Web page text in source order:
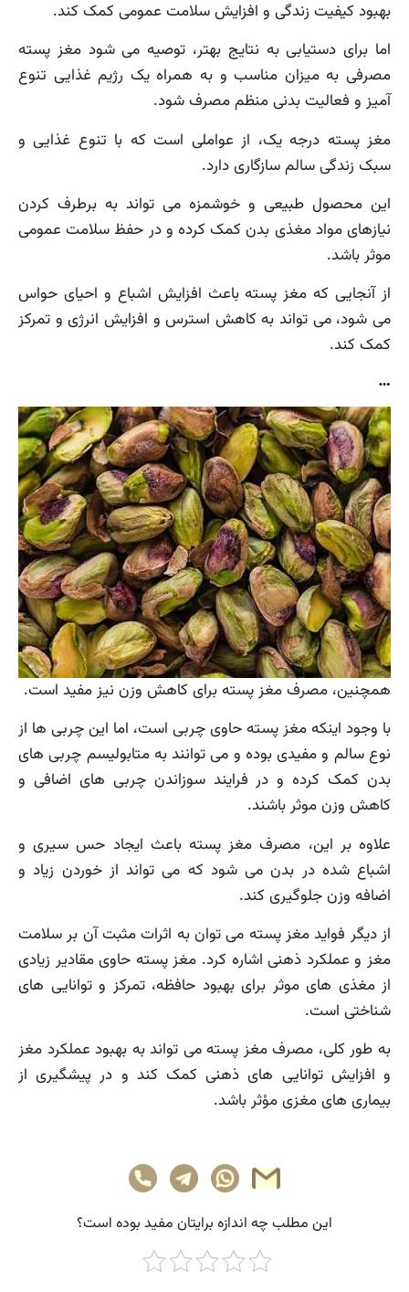
بهبود کیفیت زندگی و افزایش سلامت عمومی کمک کند.
اما برای دستیابی به نتایج بهتر، توصیه می شود مغز پسته
مصرفی به میزان مناسب و به همراه یک رژیم غذایی تنوع
آمیز و فعالیت بدنی منظم مصرف شود.
مغز پسته درجه یک، از عواملی است که با تنوع غذایی و
سبک زندگی سالم سازگاری دارد.
این محصول طبیعی و خوشمزه می تواند به برطرف کردن
نیازهای مواد مغذی بدن کمک کرده و در حفظ سلامت عمومی
موثر باشد.
از آنجایی که مغز پسته باعث افزایش اشباع و احیای حواس
می شود، می تواند به کاهش استرس و افزایش انرژی و تمرکز
کمک کند.
…
همچنین، مصرف مغز پسته برای کاهش وزن نیز مفید است.
با وجود اینکه مغز پسته حاوی چربی است، اما این چربی ها از
نوع سالم و مفیدی بوده و می توانند به متابولیسم چربی های
بدن کمک کرده و در فرایند سوزاندن چربی های اضافی و
کاهش وزن موثر باشند.
علاوه بر این، مصرف مغز پسته باعث ایجاد حس سیری و
اشباع شده در بدن می شود که می تواند از خوردن زیاد و
اضافه وزن جلوگیری کند.
از دیگر فواید مغز پسته می توان به اثرات مثبت آن بر سلامت
مغز و عملکرد ذهنی اشاره کرد. مغز پسته حاوی مقادیر زیادی
از مغذی های موثر برای بهبود حافظه، تمرکز و توانایی های
شناختی است.
به طور کلی، مصرف مغز پسته می تواند به بهبود عملکرد مغز
و افزایش توانایی های ذهنی کمک کند و در پیشگیری از
بیماری های مغزی مؤثر باشد.
این مطلب چه‌ اندازه برایتان مفید بوده است؟